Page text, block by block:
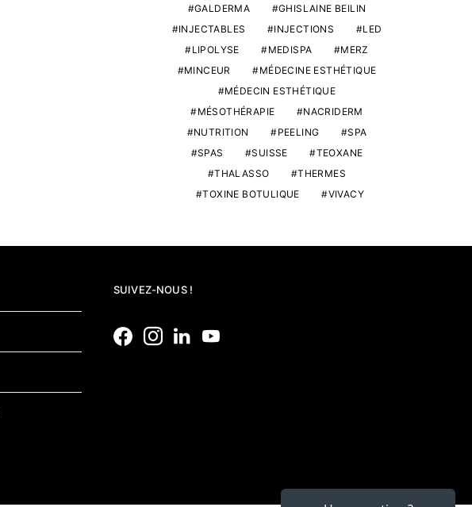
GALDERMA
GHISLAINE BEILIN
INJECTABLES
INJECTIONS
LED
LIPOLYSE
MEDISPA
MERZ
MINCEUR
MÉDECINE ESTHÉTIQUE
MÉDECIN ESTHÉTIQUE
MÉSOTHÉRAPIE
NACRIDERM
NUTRITION
PEELING
SPA
SPAS
SUISSE
TEOXANE
THALASSO
THERMES
TOXINE BOTULIQUE
VIVACY
SUIVEZ-NOUS !